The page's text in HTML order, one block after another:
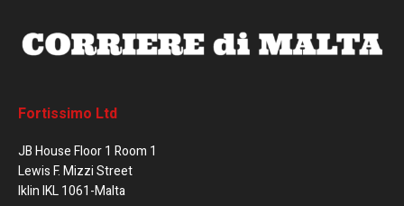
Fortissimo Ltd
JB House Floor 1 Room 1
Lewis F. Mizzi Street
Iklin IKL 1061-Malta